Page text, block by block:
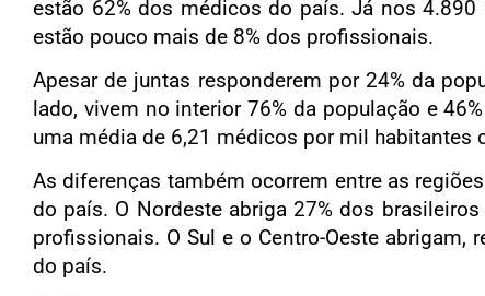
estão 62% dos médicos do país. Já nos
estão pouco mais de 8% dos profissionais.
Apesar de juntas responderem por 24% da
lado, vivem no interior 76% da população e
uma média de 6,21 médicos por mil habitantes
As diferenças também ocorrem entre as
do país. O Nordeste abriga 27% dos
profissionais. O Sul e o Centro-Oeste abrigam,
do país.